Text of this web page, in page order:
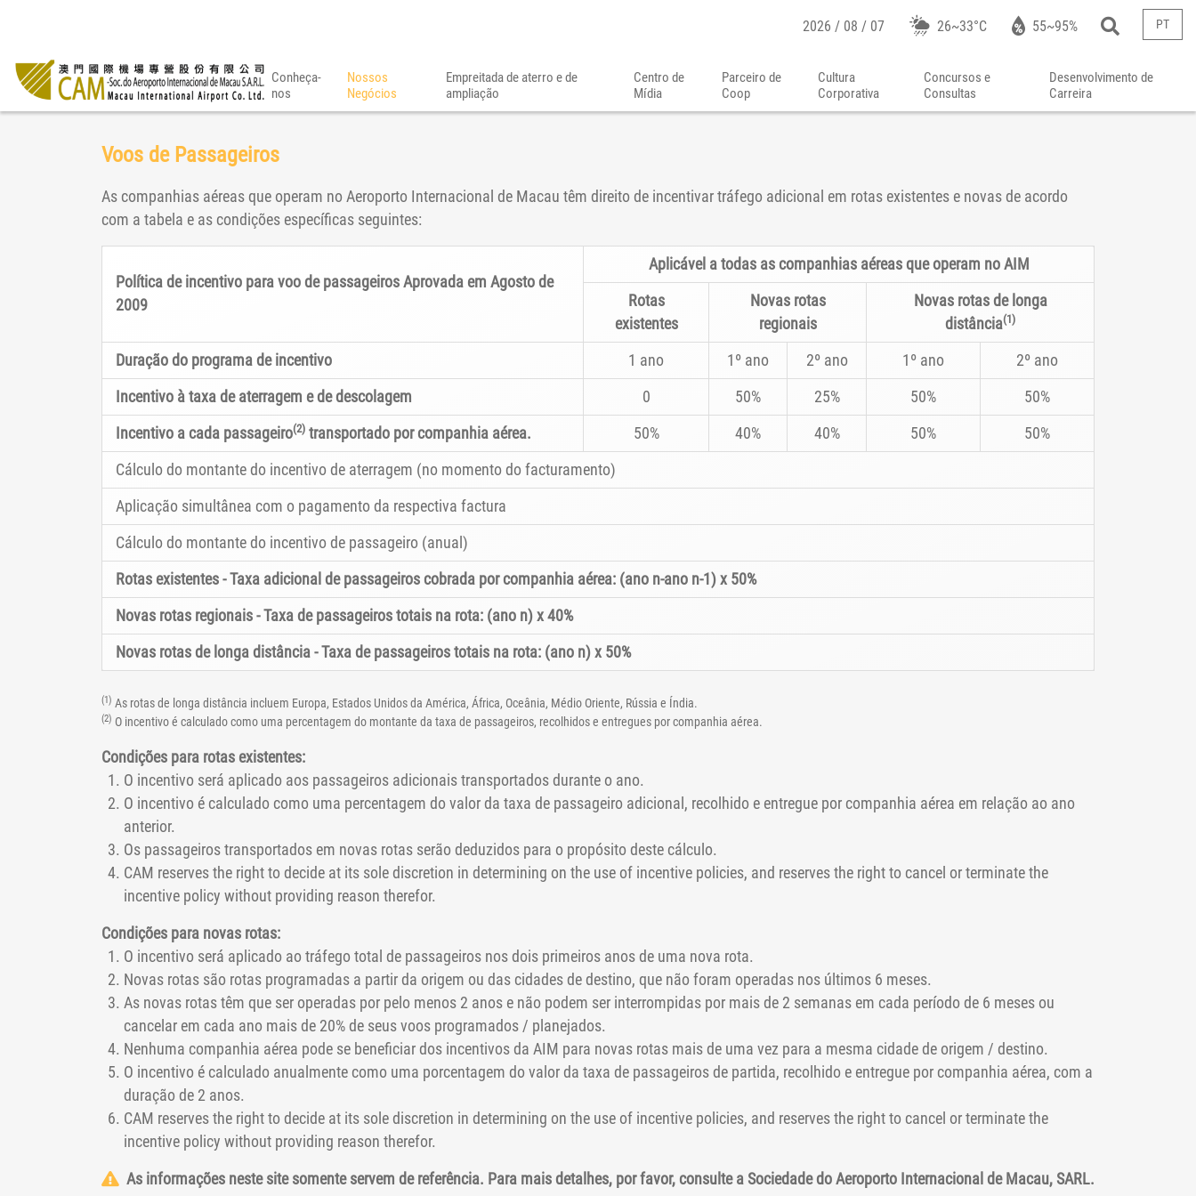
2026 / 08 / 07 26~33°C 55~95% PT
Conheça-
nos
Nossos
Negócios
Empreitada de aterro e de
ampliação
Centro de
Mídia
Parceiro de
Coop
Cultura
Corporativa
Concursos e
Consultas
Desenvolvimento de
Carreira
Voos de Passageiros
As companhias aéreas que operam no Aeroporto Internacional de Macau têm direito de incentivar tráfego adicional em rotas existentes e novas de acordo
com a tabela e as condições específicas seguintes:
Política de incentivo para voo de passageiros Aprovada em Agosto de
2009
Aplicável a todas as companhias aéreas que operam no AIM
Rotas
existentes
Novas rotas
regionais
Novas rotas de longa
distância(1)
Duração do programa de incentivo 1 ano 1º ano 2º ano 1º ano 2º ano
Incentivo à taxa de aterragem e de descolagem 0 50% 25% 50% 50%
Incentivo a cada passageiro(2) transportado por companhia aérea. 50% 40% 40% 50% 50%
Cálculo do montante do incentivo de aterragem (no momento do facturamento)
Aplicação simultânea com o pagamento da respectiva factura
Cálculo do montante do incentivo de passageiro (anual)
Rotas existentes - Taxa adicional de passageiros cobrada por companhia aérea: (ano n-ano n-1) x 50%
Novas rotas regionais - Taxa de passageiros totais na rota: (ano n) x 40%
Novas rotas de longa distância - Taxa de passageiros totais na rota: (ano n) x 50%
(1) As rotas de longa distância incluem Europa, Estados Unidos da América, África, Oceânia, Médio Oriente, Rússia e Índia.
(2) O incentivo é calculado como uma percentagem do montante da taxa de passageiros, recolhidos e entregues por companhia aérea.
Condições para rotas existentes:
O incentivo será aplicado aos passageiros adicionais transportados durante o ano.
O incentivo é calculado como uma percentagem do valor da taxa de passageiro adicional, recolhido e entregue por companhia aérea em relação ao ano
anterior.
Os passageiros transportados em novas rotas serão deduzidos para o propósito deste cálculo.
CAM reserves the right to decide at its sole discretion in determining on the use of incentive policies, and reserves the right to cancel or terminate the
incentive policy without providing reason therefor.
Condições para novas rotas:
O incentivo será aplicado ao tráfego total de passageiros nos dois primeiros anos de uma nova rota.
Novas rotas são rotas programadas a partir da origem ou das cidades de destino, que não foram operadas nos últimos 6 meses.
As novas rotas têm que ser operadas por pelo menos 2 anos e não podem ser interrompidas por mais de 2 semanas em cada período de 6 meses ou
cancelar em cada ano mais de 20% de seus voos programados / planejados.
Nenhuma companhia aérea pode se beneficiar dos incentivos da AIM para novas rotas mais de uma vez para a mesma cidade de origem / destino.
O incentivo é calculado anualmente como uma porcentagem do valor da taxa de passageiros de partida, recolhido e entregue por companhia aérea, com a
duração de 2 anos.
CAM reserves the right to decide at its sole discretion in determining on the use of incentive policies, and reserves the right to cancel or terminate the
incentive policy without providing reason therefor.
As informações neste site somente servem de referência. Para mais detalhes, por favor, consulte a Sociedade do Aeroporto Internacional de Macau, SARL.